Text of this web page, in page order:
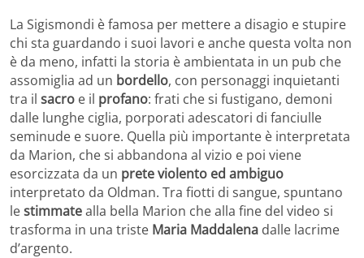
La Sigismondi è famosa per mettere a disagio e stupire
chi sta guardando i suoi lavori e anche questa volta non
è da meno, infatti la storia è ambientata in un pub che
assomiglia ad un bordello, con personaggi inquietanti
tra il sacro e il profano: frati che si fustigano, demoni
dalle lunghe ciglia, porporati adescatori di fanciulle
seminude e suore. Quella più importante è interpretata
da Marion, che si abbandona al vizio e poi viene
esorcizzata da un prete violento ed ambiguo
interpretato da Oldman. Tra fiotti di sangue, spuntano
lestimmatealla bella Marion che alla fine del video si
trasforma in una triste Maria Maddalena dalle lacrime
d’argento.